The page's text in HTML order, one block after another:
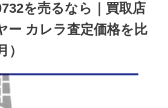
を売るなら｜買取店
ー カレラ査定価格を比